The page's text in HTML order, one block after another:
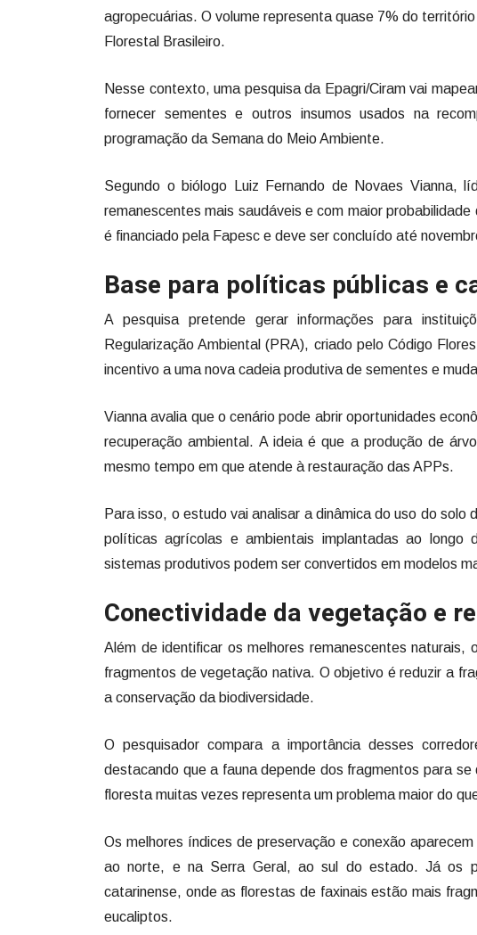
agropecuárias. O volume representa quase 7% do
Florestal Brasileiro.
Nesse contexto, uma pesquisa da Epagri/Ciram vai
fornecer sementes e outros insumos usados na
programação da Semana do Meio Ambiente.
Segundo o biólogo Luiz Fernando de Novaes Vianna,
remanescentes mais saudáveis e com maior
é financiado pela Fapesc e deve ser concluído até
Base para políticas públicas e
A pesquisa pretende gerar informações para
Regularização Ambiental (PRA), criado pelo Código
incentivo a uma nova cadeia produtiva de sementes e
Vianna avalia que o cenário pode abrir oportunidades
recuperação ambiental. A ideia é que a produção de
mesmo tempo em que atende à restauração das APPs.
Para isso, o estudo vai analisar a dinâmica do uso do
políticas agrícolas e ambientais implantadas ao
sistemas produtivos podem ser convertidos em modelos
Conectividade da vegetação e
Além de identificar os melhores remanescentes
fragmentos de vegetação nativa. O objetivo é reduzir a
a conservação da biodiversidade.
O pesquisador compara a importância desses
destacando que a fauna depende dos fragmentos para
floresta muitas vezes representa um problema maior do
Os melhores índices de preservação e conexão
ao norte, e na Serra Geral, ao sul do estado. Já os
catarinense, onde as florestas de faxinais estão mais
eucaliptos.